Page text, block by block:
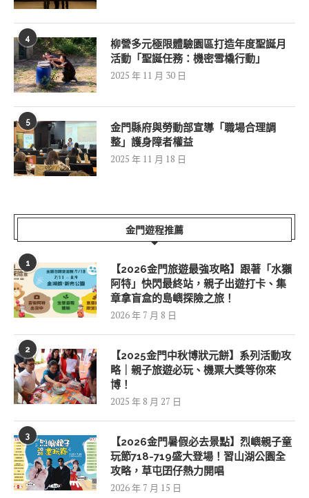
4
柳營多元極限體驗園區打造年度聖誕月
活動「聖誕任務：機密雪橇行動」
2025 年 11 月 30 日
5
金門縣府與勞動部宣導「職場合理調
整」護身障者權益
2025 年 11 月 18 日
金門遊程推薦
1
【2026金門旅遊最強攻略】跟著「水獺
阿特」快閃最終站，親子出遊打卡、集
章拿盲盒的島嶼探險之旅！
2026 年 7 月 8 日
2
【2025金門中秋博狀元餅】系列活動攻
略｜親子旅遊必玩、機票大獎等你來
博！
2025 年 8 月 27 日
3
【2026金門暑假必去景點】烈嶼親子童
玩節718-719盛大登場！習山湖公園全
攻略，草屯囝仔熱力開唱
2026 年 7 月 15 日